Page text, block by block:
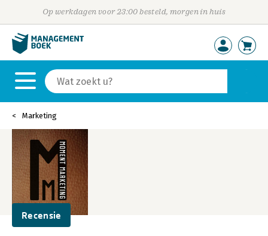
Op werkdagen voor 23:00 besteld, morgen in huis
Marketing
Recensie